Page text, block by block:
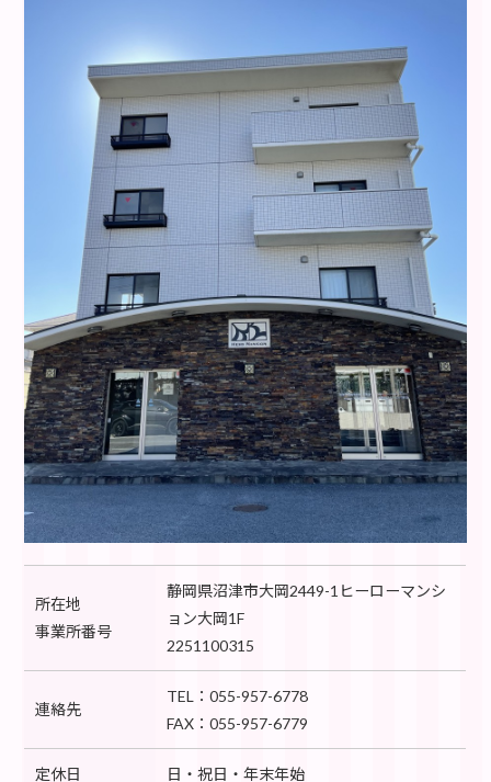
所在地
事業所番号
静岡県沼津市大岡2449-1ヒーローマンシ
ョン大岡1F
2251100315
連絡先
TEL：055-957-6778
FAX：055-957-6779
定休日 日・祝日・年末年始